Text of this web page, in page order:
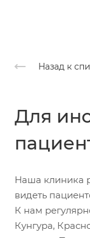
Назад к
Для
Наша клиника
видеть
К нам
Кунгура,